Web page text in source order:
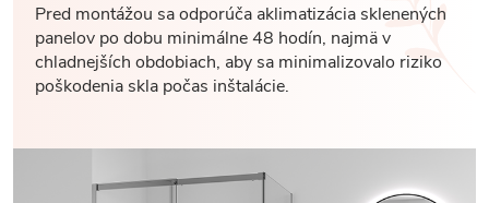
Pred montážou sa odporúča aklimatizácia sklenených
panelov po dobu minimálne 48 hodín, najmä v
chladnejších obdobiach, aby sa minimalizovalo riziko
poškodenia skla počas inštalácie.